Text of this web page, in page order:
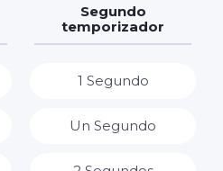
7 Horas
Segundo
temporizador
1 Segundo
Un Segundo